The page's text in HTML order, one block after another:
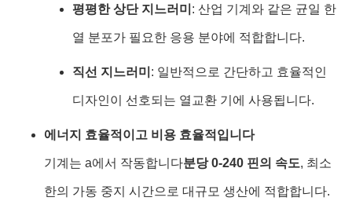
평평한 상단 지느러미 : 산업 기계와 같은 균일 한
열 분포가 필요한 응용 분야에 적합합니다.
직선 지느러미 : 일반적으로 간단하고 효율적인
디자인이 선호되는 열교환 기에 사용됩니다.
에너지 효율적이고 비용 효율적입니다
기계는 a에서 작동합니다분당 0-240 핀의 속도, 최소
한의 가동 중지 시간으로 대규모 생산에 적합합니다.